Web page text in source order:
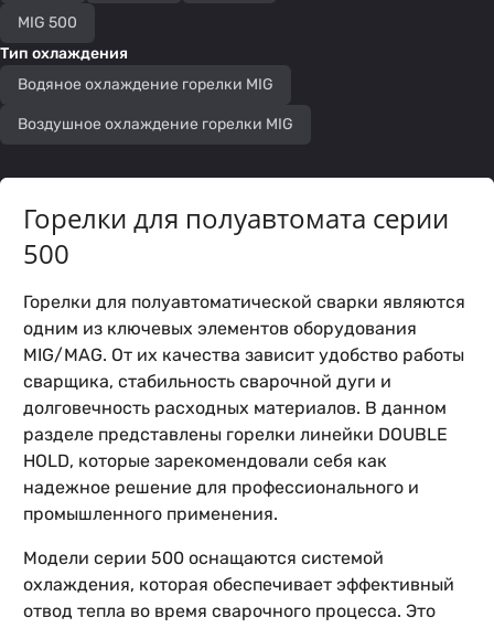
MIG 500
Тип охлаждения
Водяное охлаждение горелки MIG
Воздушное охлаждение горелки MIG
Горелки для полуавтомата серии
500
Горелки для полуавтоматической сварки являются
одним из ключевых элементов оборудования
MIG/MAG. От их качества зависит удобство работы
сварщика, стабильность сварочной дуги и
долговечность расходных материалов. В данном
разделе представлены горелки линейки DOUBLE
HOLD, которые зарекомендовали себя как
надежное решение для профессионального и
промышленного применения.
Модели серии 500 оснащаются системой
охлаждения, которая обеспечивает эффективный
отвод тепла во время сварочного процесса. Это